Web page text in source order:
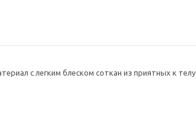
с легким блеском соткан из приятных к